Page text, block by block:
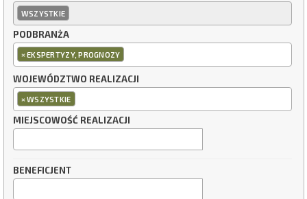
WSZYSTKIE
PODBRANŻA
×EKSPERTYZY, PROGNOZY
WOJEWÓDZTWO REALIZACJI
×WSZYSTKIE
MIEJSCOWOŚĆ REALIZACJI
BENEFICJENT